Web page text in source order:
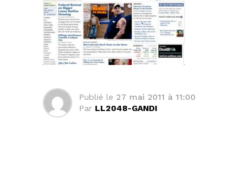
Publié le 27 mai 2011 à 11:00
Par LL2048-GANDI